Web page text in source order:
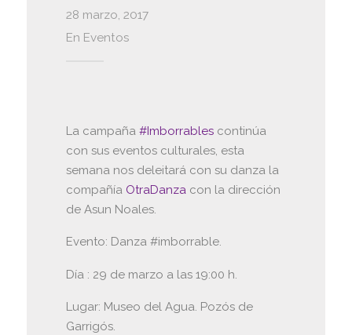
28 marzo, 2017
En Eventos
La campaña #Imborrablescontinúa
con sus eventos culturales, esta
semana nos deleitará con su danza la
compañía OtraDanzacon la dirección
de Asun Noales.
Evento: Danza #imborrable.
Día : 29 de marzo a las 19:00 h.
Lugar: Museo del Agua. Pozós de
Garrigós.